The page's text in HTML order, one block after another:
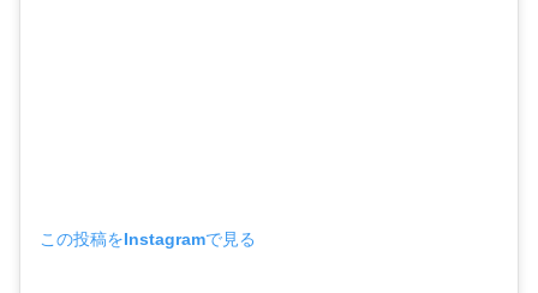
この投稿をInstagramで見る